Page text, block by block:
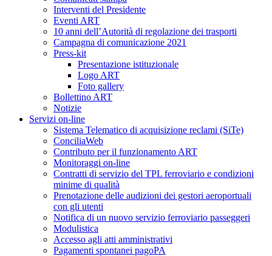
Interventi del Presidente
Eventi ART
10 anni dell’Autorità di regolazione dei trasporti
Campagna di comunicazione 2021
Press-kit
Presentazione istituzionale
Logo ART
Foto gallery
Bollettino ART
Notizie
Servizi on-line
Sistema Telematico di acquisizione reclami (SiTe)
ConciliaWeb
Contributo per il funzionamento ART
Monitoraggi on-line
Contratti di servizio del TPL ferroviario e condizioni
minime di qualità
Prenotazione delle audizioni dei gestori aeroportuali
con gli utenti
Notifica di un nuovo servizio ferroviario passeggeri
Modulistica
Accesso agli atti amministrativi
Pagamenti spontanei pagoPA